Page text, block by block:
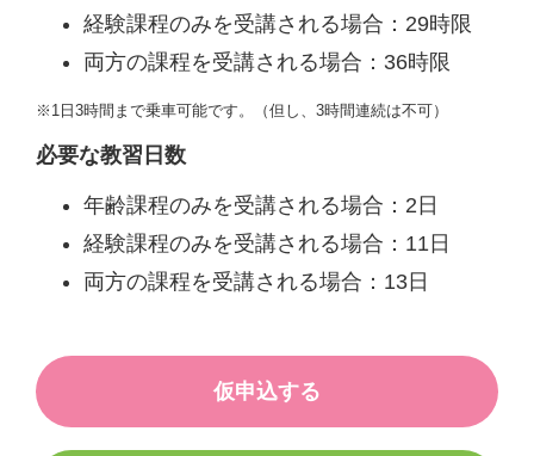
経験課程のみを受講される場合：29時限
両方の課程を受講される場合：36時限
※1日3時間まで乗車可能です。（但し、3時間連続は不可）
必要な教習日数
年齢課程のみを受講される場合：2日
経験課程のみを受講される場合：11日
両方の課程を受講される場合：13日
仮申込する